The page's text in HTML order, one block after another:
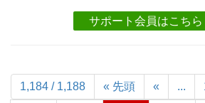
サポート会員はこちら
1,184 / 1,188 « 先頭 « ...